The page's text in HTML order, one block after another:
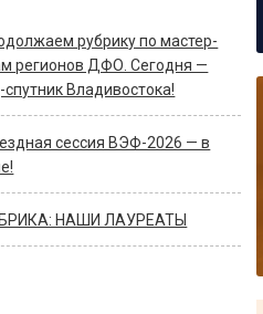
рубрику по мастер-
регионов ДФО. Сегодня —
спутник Владивостока!
сессия ВЭФ-2026 — в
НАШИ ЛАУРЕАТЫ